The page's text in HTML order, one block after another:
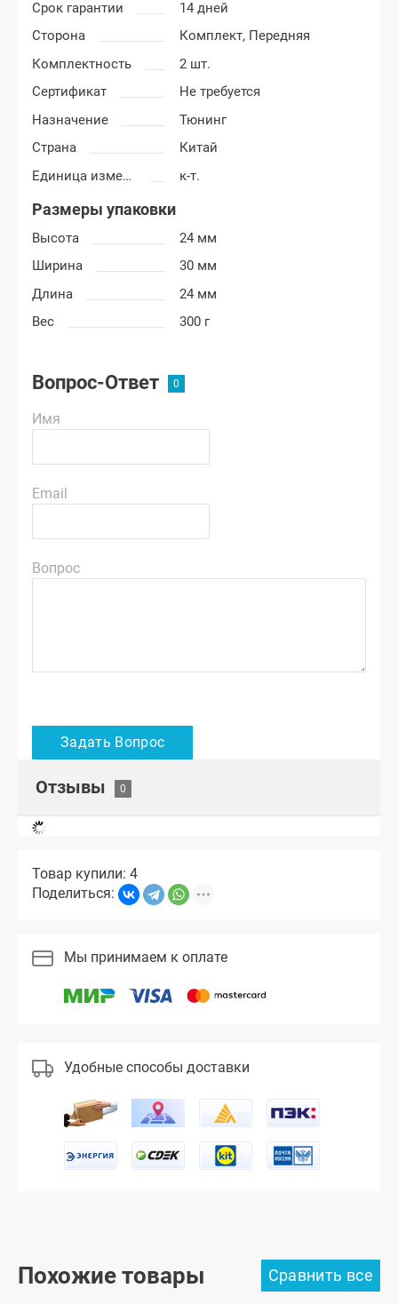
Срок гарантии
14 дней
Сторона
Комплект, Передняя
Комплектность
2 шт.
Сертификат
Не требуется
Назначение
Тюнинг
Страна
Китай
Единица измерения
к-т.
Размеры упаковки
Высота
24 мм
Ширина
30 мм
Длина
24 мм
Вес
300 г
Вопрос-Ответ
Имя
Email
Вопрос
Отзывы
Товар купили: 4
Поделиться:
Мы принимаем к оплате
Удобные способы доставки
Похожие товары